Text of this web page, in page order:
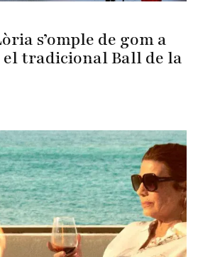
s’omple de gom a
tradicional Ball de la